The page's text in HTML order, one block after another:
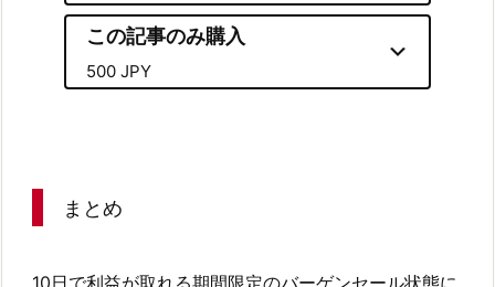
この記事のみ購入
500 JPY
まとめ